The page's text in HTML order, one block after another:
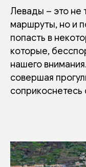
Левады – это не
маршруты, но и
попасть в
которые,
нашего
совершая